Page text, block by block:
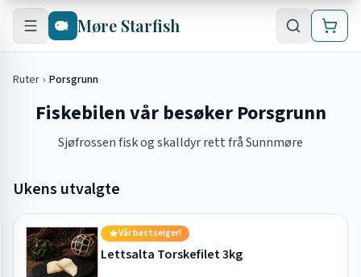
Hopp til hovedinnhold
Møre Starfish
Ruter › Porsgrunn
Fiskebilen vår besøker Porsgrunn
Sjøfrossen fisk og skalldyr rett frå Sunnmøre
Ukens utvalgte
Vår bestselger!
Lettsalta Torskefilet 3kg